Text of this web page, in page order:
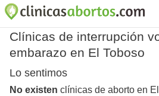
Clínicas de interrupción
embarazo en El Toboso
Lo sentimos
No existen clínicas de aborto en